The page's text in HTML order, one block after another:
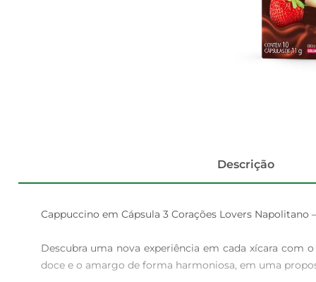
Descrição
Cappuccino em Cápsula 3 Corações Lovers
Descubra uma nova experiência em cada xícara com
doce e o amargo de forma harmoniosa, em uma